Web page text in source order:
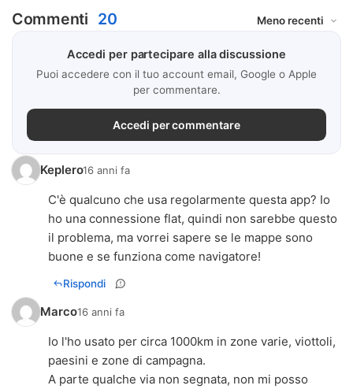
Commenti 20
Accedi per partecipare alla discussione
Puoi accedere con il tuo account email, Google o Apple
per commentare.
Accedi per commentare
Keplero16 anni fa
C'è qualcuno che usa regolarmente questa app? Io
ho una connessione flat, quindi non sarebbe questo
il problema, ma vorrei sapere se le mappe sono
buone e se funziona come navigatore!
Rispondi
Marco16 anni fa
Io l'ho usato per circa 1000km in zone varie, viottoli,
paesini e zone di campagna.
A parte qualche via non segnata, non mi posso